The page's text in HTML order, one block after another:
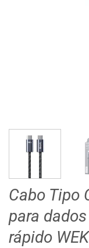
Cabo Tipo
para
rápido